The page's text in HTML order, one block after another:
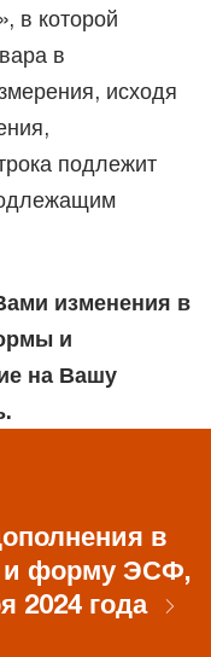
в которой
в
исходя
подлежит
изменения в
и
на Вашу
в
форму ЭСФ,
2024 года